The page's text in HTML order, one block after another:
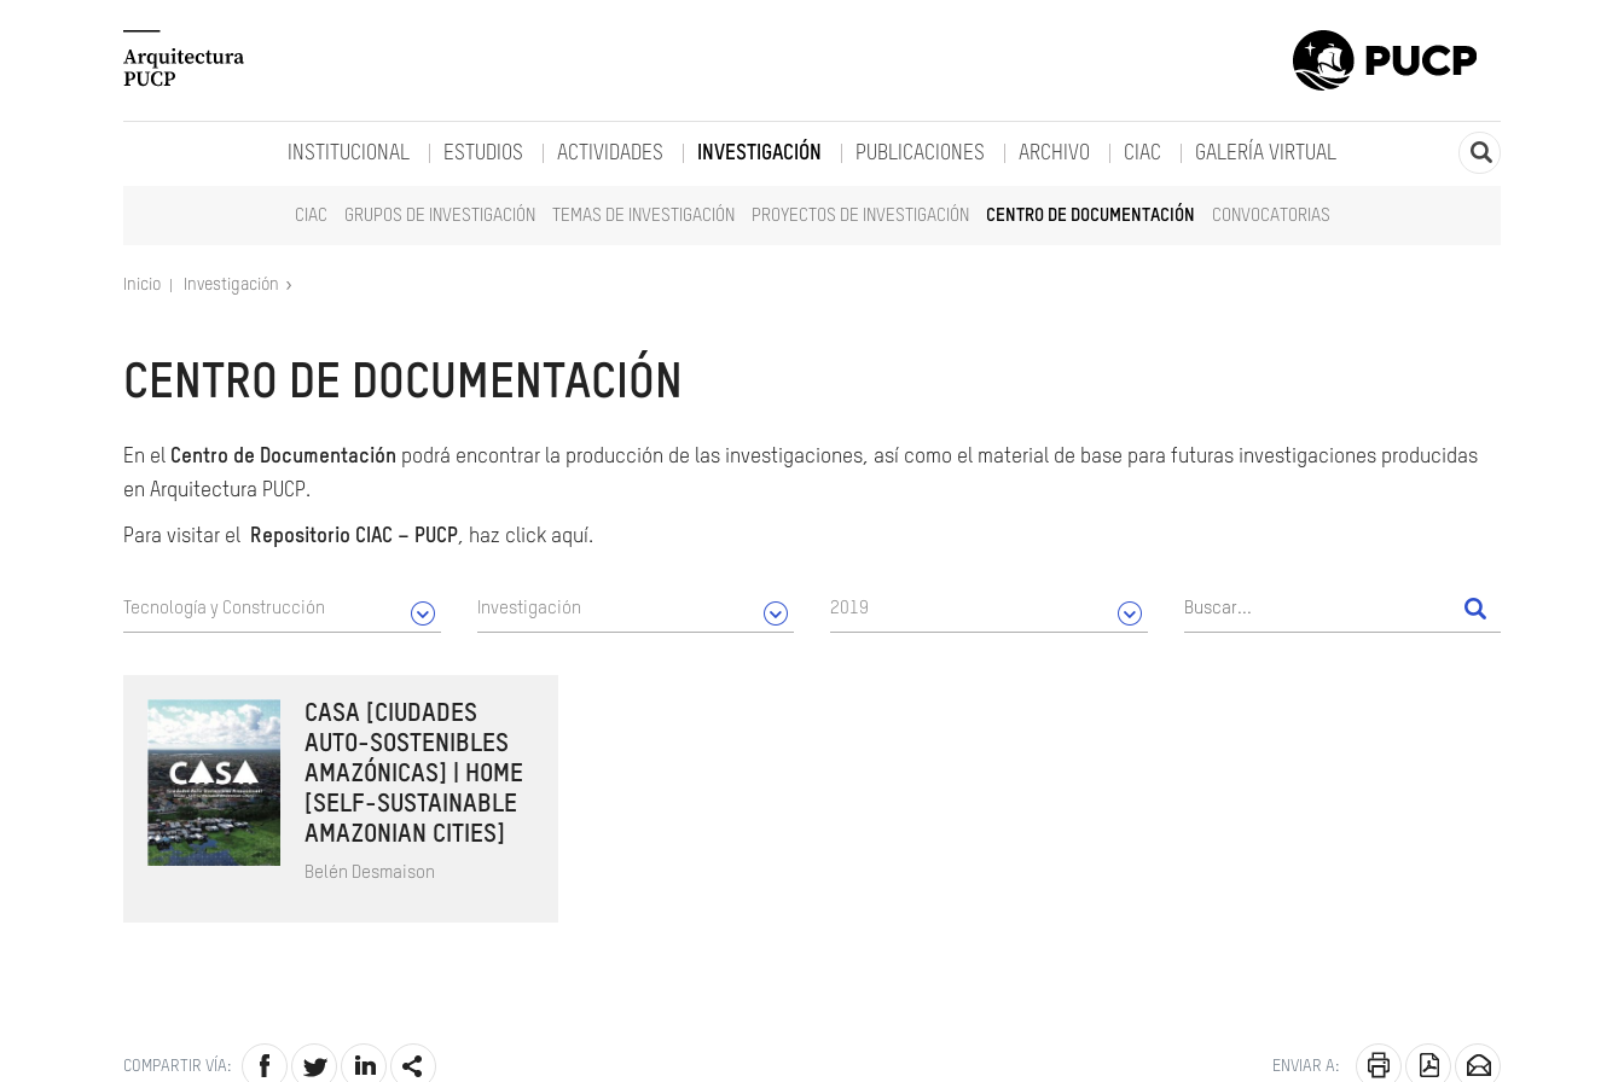
INSTITUCIONAL ESTUDIOS ACTIVIDADES INVESTIGACIÓN
CIAC GRUPOS DE INVESTIGACIÓN TEMAS DE INVESTIGACIÓN PROYECTOS DE INVESTIGACIÓN CENTRO DE DOCUMENTACIÓN CONVOCATORIAS
PUBLICACIONES ARCHIVO CIAC GALERÍA VIRTUAL
Inicio Investigación
CENTRO DE DOCUMENTACIÓN
En el Centro de Documentación podrá encontrar la producción de las investigaciones, así como el material de base para futuras investigaciones producidas
en Arquitectura PUCP.
Para visitar el Repositorio CIAC – PUCP, haz click aquí.
Tecnología y Construcción Investigación 2019
CASA [CIUDADES
AUTO-SOSTENIBLES
AMAZÓNICAS] | HOME
[SELF-SUSTAINABLE
AMAZONIAN CITIES]
Belén Desmaison
COMPARTIR VÍA: ENVIAR A: